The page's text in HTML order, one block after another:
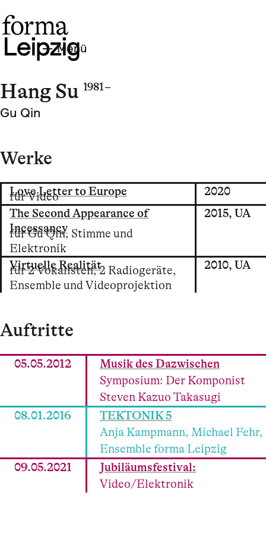
Menü
Hang Su 1981 –
Gu Qin
Werke
Love Letter to Europe 2020
für Video
The Second Appearance of
Incessancy
2015, UA
für Gu Qin, Stimme und
Elektronik
Virtuelle Realität
2010, UA
für 2 Vokalisten, 2 Radiogeräte,
Ensemble und Videoprojektion
Auftritte
05.05.2012
Musik des Dazwischen
Symposium: Der Komponist
Steven Kazuo Takasugi
08.01.2016
TEKTONIK 5
Anja Kampmann, Michael Fehr,
Ensemble forma Leipzig
09.05.2021
Jubiläumsfestival:
Video/Elektronik